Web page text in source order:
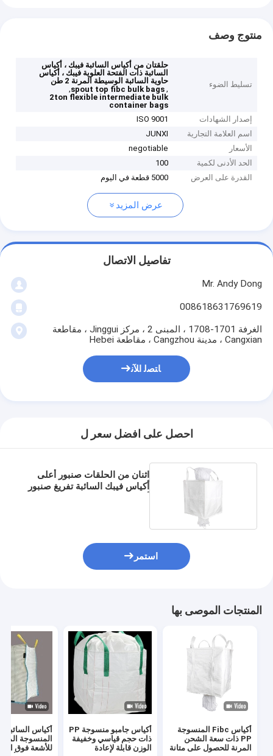
منتوج وصف
تسليط الضوء
حلقتان من أكياس السائبة فيبك ، أكياس
السائبة ذات الفتحة العلوية فيبك ، أكياس
حاوية السائبة الوسيطة المرنة 2 طن
,
spout top fibc bulk bags
,
2ton flexible intermediate bulk
container bags
إصدار الشهادات
ISO 9001
اسم العلامة التجارية
JUNXI
الأسعار
negotiable
الحد الأدنى لكمية
100
القدرة على العرض
5000 قطعة في اليوم
عرض المزيد
تفاصيل الاتصال
Mr. Andy Dong
008618631769619
الغرفة 1701-1708 ، المبنى 2 ، مركز Jinggui ، مقاطعة
Cangxian ، مدينة Cangzhou ، مقاطعة Hebei
ﺎﺘﺼﻟ ﺍﻶﻧ
احصل على افضل سعر ل
اثنان من الحلقات صنبور أعلى
أكياس فيبك السائبة تفريغ صنبور
استمر
المنتجات الموصى بها
أكياس Fibc المنسوجة
PP ذات سعة الشحن
المرنة للحصول على متانة
أكياس جامبو منسوجة PP
ذات حجم قياسي وخفيفة
الوزن قابلة لإعادة
المنسوجة
للأشعة فوق